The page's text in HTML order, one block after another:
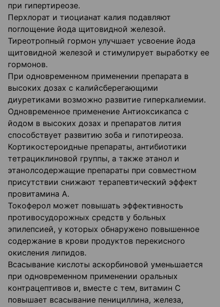
при гипертиреозе.
Перхлорат и тиоцианат калия подавляют
поглощение йода щитовидной железой.
Тиреотропный гормон улучшает усвоение йода
щитовидной железой и стиму­лирует выработку ее
гормонов.
При одновременном применении препарата в
высоких дозах с калийсберегающими
диуретиками возможно развитие гиперкалиемии.
Одновременное применение Антиоксикапса с
йодом в высоких дозах и препа­ратов лития
способствует развитию зоба и гипотиреоза.
Кортикостероидные препараты, антибиотики
тетрациклиновой группы, а также этанол и
этанолсодержащие препараты при совместном
присутствии снижают терапевтический эффект
провитамина А.
Токоферол может повышать эффективность
противосудорожных средств у больных
эпилепсией, у которых обнаружено повышенное
содержание в крови про­дуктов перекисного
окисления липидов.
Всасывание кислоты аскорбиновой уменьшается
при одновременном приме­нении оральных
контрацептивов и, вместе с тем, витамин С
повышает всасывание пенициллина, железа,